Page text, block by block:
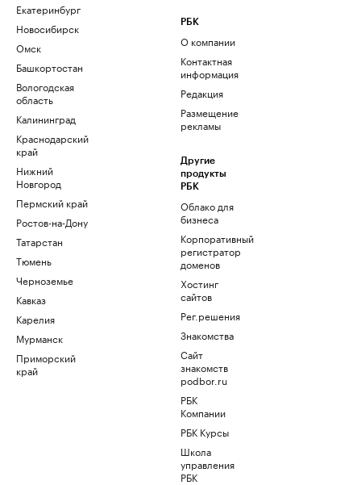
Екатеринбург
Новосибирск
Омск
Башкортостан
Вологодская
область
Калининград
Краснодарский
край
Нижний
Новгород
Пермский край
Ростов-на-Дону
Татарстан
Тюмень
Черноземье
Кавказ
Карелия
Мурманск
Приморский
край
РБК
О компании
Контактная
информация
Редакция
Размещение
рекламы
Другие
продукты
РБК
Облако для
бизнеса
Корпоративный
регистратор
доменов
Хостинг
сайтов
Рег.решения
Знакомства
Сайт
знакомств
podbor.ru
РБК
Компании
РБК Курсы
Школа
управления
РБК